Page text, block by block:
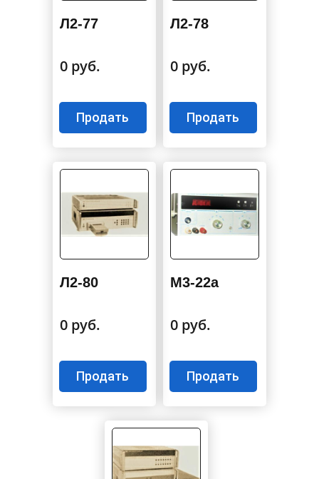
Л2-77
0 руб.
Продать
Л2-78
0 руб.
Продать
Л2-80
0 руб.
Продать
М3-22а
0 руб.
Продать